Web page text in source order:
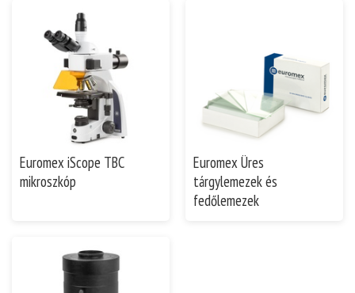
Euromex iScope TBC
mikroszkóp
Euromex Üres
tárgylemezek és
fedőlemezek